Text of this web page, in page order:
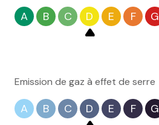
A B C D E F G
Emission de gaz à effet de serre
A B C D E F G